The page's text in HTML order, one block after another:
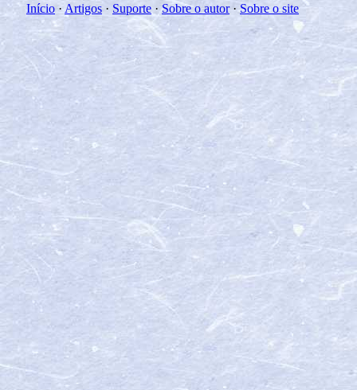
Início · Artigos · Suporte ·Sobre o autor·Sobre o site